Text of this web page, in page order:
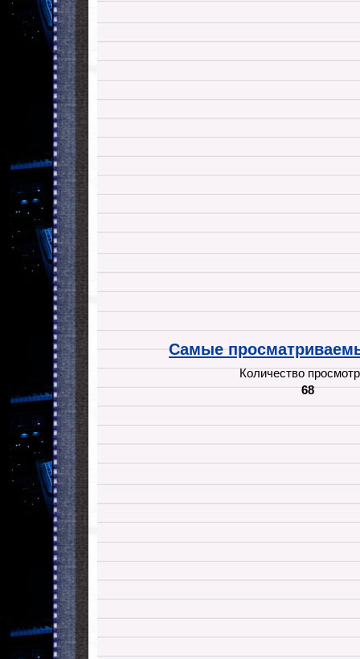
Самые
Количество
68